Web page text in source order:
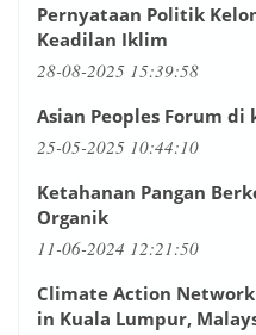
Pernyataan Politik
Keadilan Iklim
28-08-2025 15:39:58
Asian Peoples Forum
25-05-2025 10:44:10
Ketahanan Pangan
Organik
11-06-2024 12:21:50
Climate Action Network
in Kuala Lumpur,